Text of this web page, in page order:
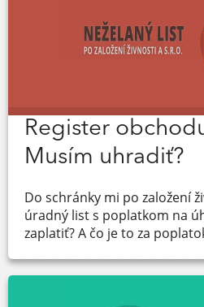
Register
Musím uhradiť?
Do schránky mi po založení
úradný list s poplatkom na
zaplatiť? A čo je to za